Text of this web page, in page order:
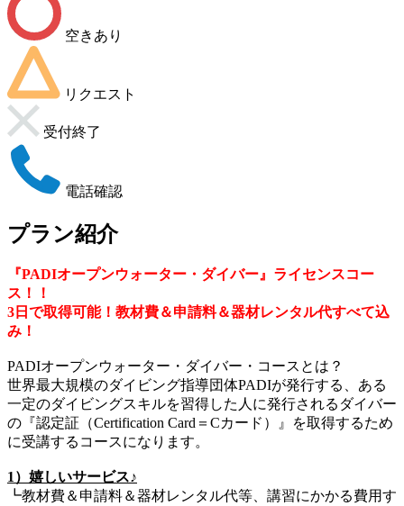
空きあり
リクエスト
受付終了
電話確認
プラン紹介
『PADIオープンウォーター・ダイバー』ライセンスコー
ス！！
3日で取得可能！教材費＆申請料＆器材レンタル代すべて込
み！
PADIオープンウォーター・ダイバー・コースとは？
世界最大規模のダイビング指導団体PADIが発行する、ある
一定のダイビングスキルを習得した人に発行されるダイバー
の『認定証（Certification Card＝Cカード）』を取得するため
に受講するコースになります。
1）嬉しいサービス♪
┗教材費＆申請料＆器材レンタル代等、講習にかかる費用す